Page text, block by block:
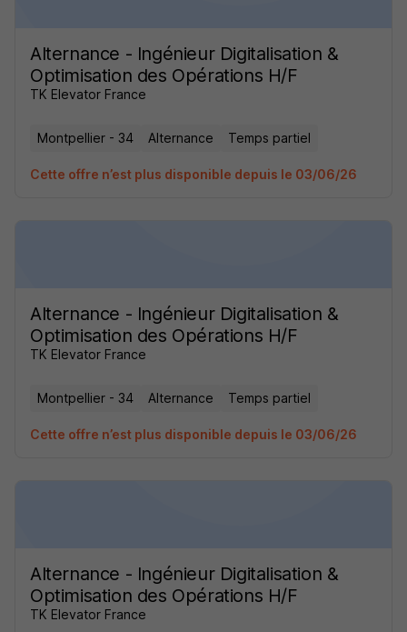
Alternance - Ingénieur Digitalisation &
Optimisation des Opérations H/F
TK Elevator France
Montpellier - 34 Alternance Temps partiel
Cette offre n’est plus disponible depuis le 03/06/26
Alternance - Ingénieur Digitalisation &
Optimisation des Opérations H/F
TK Elevator France
Montpellier - 34 Alternance Temps partiel
Cette offre n’est plus disponible depuis le 03/06/26
Alternance - Ingénieur Digitalisation &
Optimisation des Opérations H/F
TK Elevator France